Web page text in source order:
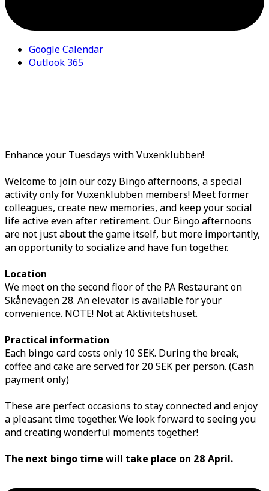
Google Calendar
Outlook 365
Enhance your Tuesdays with Vuxenklubben!
Welcome to join our cozy Bingo afternoons, a special
activity only for Vuxenklubben members! Meet former
colleagues, create new memories, and keep your social
life active even after retirement. Our Bingo afternoons
are not just about the game itself, but more importantly,
an opportunity to socialize and have fun together.
Location
We meet on the second floor of the PA Restaurant on
Skånevägen 28. An elevator is available for your
convenience. NOTE! Not at Aktivitetshuset.
Practical information
Each bingo card costs only 10 SEK. During the break,
coffee and cake are served for 20 SEK per person. (Cash
payment only)
These are perfect occasions to stay connected and enjoy
a pleasant time together. We look forward to seeing you
and creating wonderful moments together!
The next bingo time will take place on 28 April.